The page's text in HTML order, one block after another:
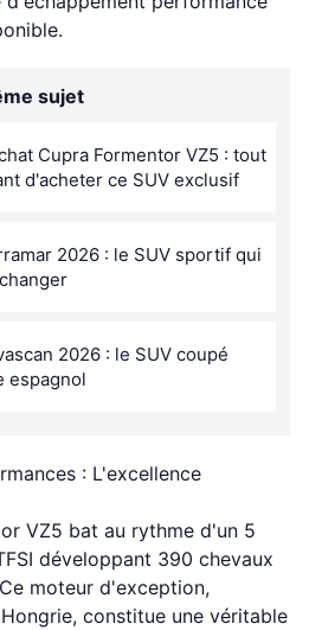
sujet
Cupra Formentor VZ5 : tout
d'acheter ce SUV exclusif
2026 : le SUV sportif qui
2026 : le SUV coupé
espagnol
: L'excellence
VZ5 bat au rythme d'un 5
développant 390 chevaux
moteur d'exception,
constitue une véritable